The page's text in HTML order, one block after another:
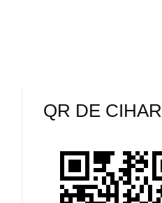
QR DE CIHAR